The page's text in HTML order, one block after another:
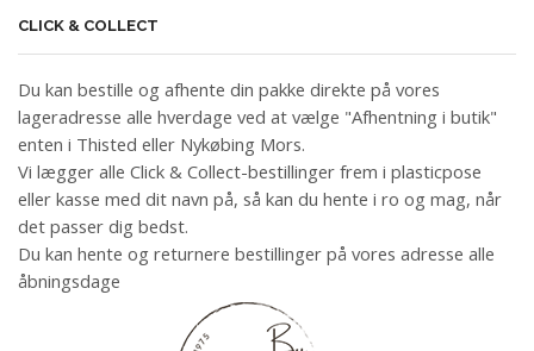
CLICK & COLLECT
Du kan bestille og afhente din pakke direkte på vores
lageradresse alle hverdage ved at vælge "Afhentning i butik"
enten i Thisted eller Nykøbing Mors.
Vi lægger alle Click & Collect-bestillinger frem i plasticpose
eller kasse med dit navn på, så kan du hente i ro og mag, når
det passer dig bedst.
Du kan hente og returnere bestillinger på vores adresse alle
åbningsdage